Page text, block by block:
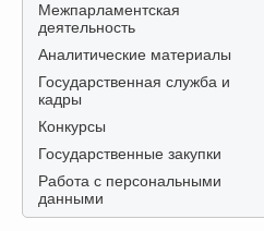
Межпарламентская
деятельность
Аналитические материалы
Государственная служба и
кадры
Конкурсы
Государственные закупки
Работа с персональными
данными